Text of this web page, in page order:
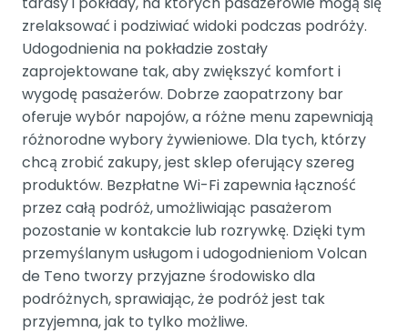
zrelaksować i podziwiać widoki podczas podróży.
Udogodnienia na pokładzie zostały
zaprojektowane tak, aby zwiększyć komfort i
wygodę pasażerów. Dobrze zaopatrzony bar
oferuje wybór napojów, a różne menu zapewniają
różnorodne wybory żywieniowe. Dla tych, którzy
chcą zrobić zakupy, jest sklep oferujący szereg
produktów. Bezpłatne Wi-Fi zapewnia łączność
przez całą podróż, umożliwiając pasażerom
pozostanie w kontakcie lub rozrywkę. Dzięki tym
przemyślanym usługom i udogodnieniom Volcan
de Teno tworzy przyjazne środowisko dla
podróżnych, sprawiając, że podróż jest tak
przyjemna, jak to tylko możliwe.